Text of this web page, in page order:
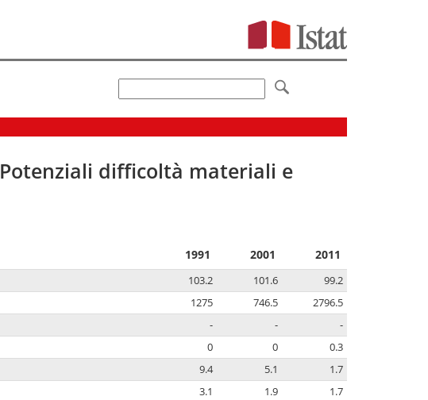
Potenziali difficoltà materiali e
1991 2001 2011
103.2 101.6
99.2
1275 746.5
2796.5
- -
-
0 0
0.3
9.4 5.1
1.7
3.1 1.9
1.7